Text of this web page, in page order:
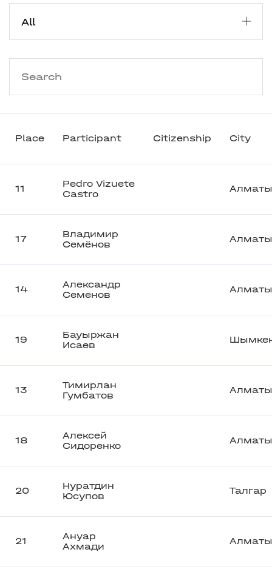
Place Participant Citizenship City
11
Pedro Vizuete
Castro
Алматы
17
Владимир
Семёнов
Алматы
14
Александр
Семенов
Алматы
19
Бауыржан
Исаев
13
Тимирлан
Гумбатов
Алматы
18
Алексей
Сидоренко
Алматы
20
Нуратдин
Юсупов
Талгар
21
Ануар
Ахмади
Алматы